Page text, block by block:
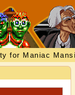
for Maniac